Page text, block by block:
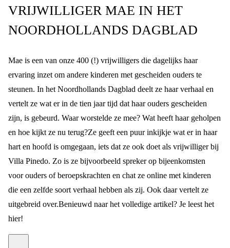
VRIJWILLIGER MAE IN HET
NOORDHOLLANDS DAGBLAD
Mae is een van onze 400 (!) vrijwilligers die dagelijks haar
ervaring inzet om andere kinderen met gescheiden ouders te
steunen. In het Noordhollands Dagblad deelt ze haar verhaal en
vertelt ze wat er in de tien jaar tijd dat haar ouders gescheiden
zijn, is gebeurd. Waar worstelde ze mee? Wat heeft haar geholpen
en hoe kijkt ze nu terug?Ze geeft een puur inkijkje wat er in haar
hart en hoofd is omgegaan, iets dat ze ook doet als vrijwilliger bij
Villa Pinedo. Zo is ze bijvoorbeeld spreker op bijeenkomsten
voor ouders of beroepskrachten en chat ze online met kinderen
die een zelfde soort verhaal hebben als zij. Ook daar vertelt ze
uitgebreid over.Benieuwd naar het volledige artikel? Je leest het
hier!